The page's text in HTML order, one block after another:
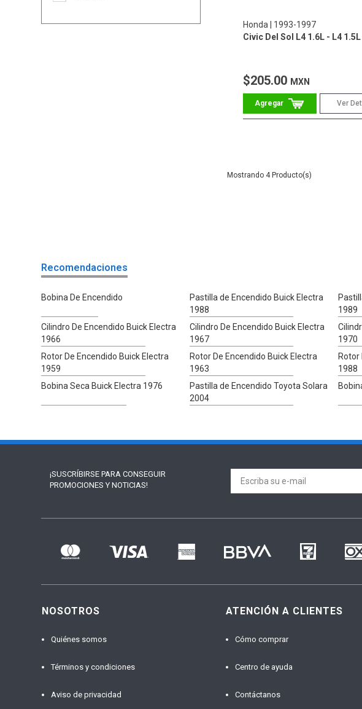
Honda
1993-1997
Civic Del Sol L4 1.6L - L4 1.5L
$205.00 MXN
Ver
4
Recomendaciones
Bobina De Encendido
Pastilla de Encendido Buick Electra
1988
1989
Cilindro De Encendido Buick Electra
1966
Cilindro De Encendido Buick Electra
1967
1970
Rotor De Encendido Buick Electra
1959
Rotor De Encendido Buick Electra
1963
Rotor
1988
Bobina Seca Buick Electra 1976
Pastilla de Encendido Toyota Solara
2004
¡SUSCRÍBIRSE PARA CONSEGUIR
PROMOCIONES Y NOTICIAS!
NOSOTROS
Quiénes somos
Términos y condiciones
Aviso de privacidad
ATENCIÓN A CLIENTES
Cómo comprar
Centro de ayuda
Contáctanos